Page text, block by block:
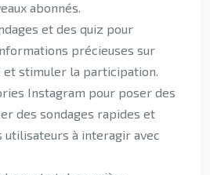
abonnés.
et des quiz pour
précieuses sur
et stimuler la participation.
Instagram pour poser des
des sondages rapides et
utilisateurs à interagir avec